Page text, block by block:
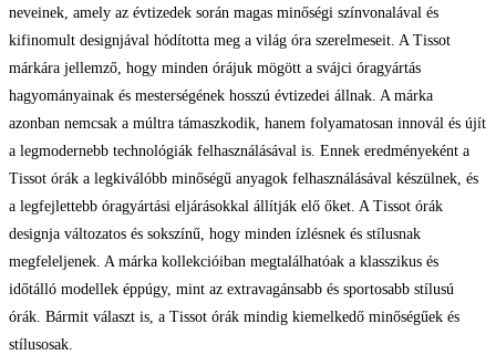
neveinek, amely az évtizedek során magas minőségi színvonalával és
kifinomult designjával hódította meg a világ óra szerelmeseit. A Tissot
márkára jellemző, hogy minden órájuk mögött a svájci óragyártás
hagyományainak és mesterségének hosszú évtizedei állnak. A márka
azonban nemcsak a múltra támaszkodik, hanem folyamatosan innovál és újít
a legmodernebb technológiák felhasználásával is. Ennek eredményeként a
Tissot órák a legkiválóbb minőségű anyagok felhasználásával készülnek, és
a legfejlettebb óragyártási eljárásokkal állítják elő őket. A Tissot órák
designja változatos és sokszínű, hogy minden ízlésnek és stílusnak
megfeleljenek. A márka kollekcióiban megtalálhatóak a klasszikus és
időtálló modellek éppúgy, mint az extravagánsabb és sportosabb stílusú
órák. Bármit választ is, a Tissot órák mindig kiemelkedő minőségűek és
stílusosak.